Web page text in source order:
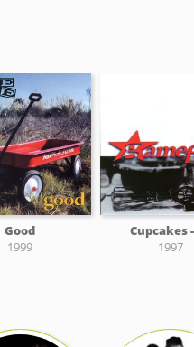
Good
1999
Cupcakes
1997